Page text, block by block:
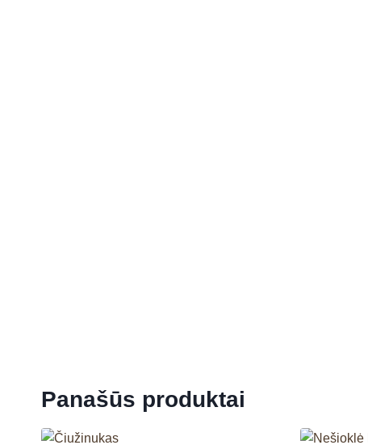
Panašūs produktai